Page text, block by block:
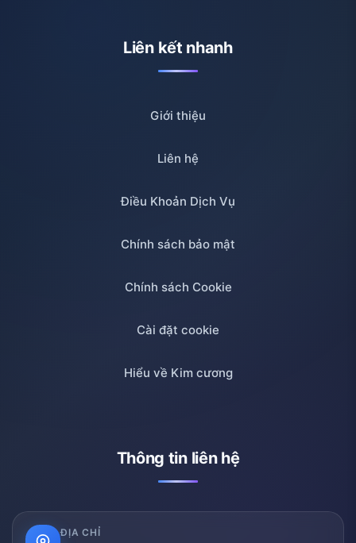
Liên kết nhanh
Giới thiệu
Liên hệ
Điều Khoản Dịch Vụ
Chính sách bảo mật
Chính sách Cookie
Cài đặt cookie
Hiểu về Kim cương
Thông tin liên hệ
ĐỊA CHỈ